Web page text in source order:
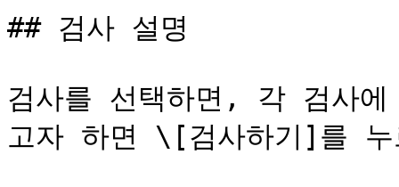
## 검사 설명
검사를 선택하면, 각 검사
고자 하면 \[검사하기]를 누